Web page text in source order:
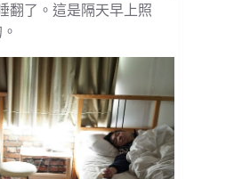
翻了。這是隔天早上照